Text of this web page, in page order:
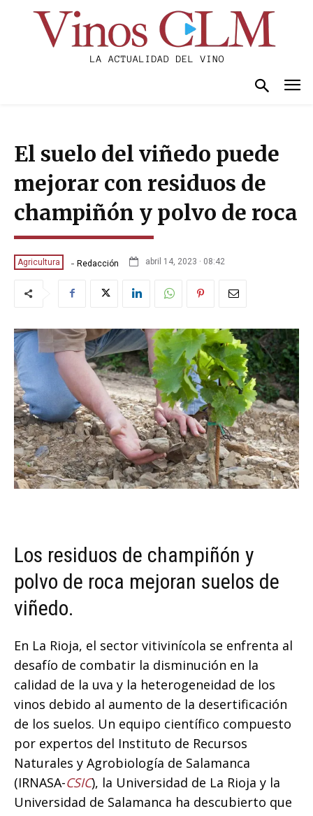
El suelo del viñedo puede
mejorar con residuos de
champiñón y polvo de roca
Agricultura - Redacción abril 14, 2023 · 08:42
Los residuos de champiñón y
polvo de roca mejoran suelos de
viñedo.
En La Rioja, el sector vitivinícola se enfrenta al
desafío de combatir la disminución en la
calidad de la uva y la heterogeneidad de los
vinos debido al aumento de la desertificación
de los suelos. Un equipo científico compuesto
por expertos del Instituto de Recursos
Naturales y Agrobiología de Salamanca
(IRNASA-CSIC), la Universidad de La Rioja y la
Universidad de Salamanca ha descubierto que